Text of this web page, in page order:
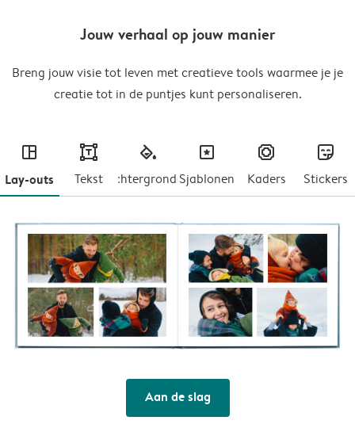
Jouw verhaal op jouw manier
Breng jouw visie tot leven met creatieve tools waarmee je je
creatie tot in de puntjes kunt personaliseren.
layout
Lay-outs
text
Tekst
fill
Achtergronden
masks
Sjablonen
frames
Kaders
stickers
Stickers
Aan de slag